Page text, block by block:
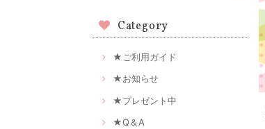
Category
★ご利用ガイド
★お知らせ
★プレゼント中
★Q＆A